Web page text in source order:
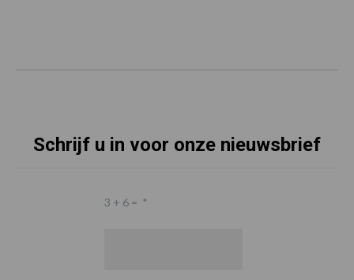
Schrijf u in voor onze nieuwsbrief
3 + 6 = *